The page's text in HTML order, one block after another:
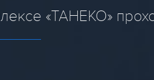
«ТАНЕКО»